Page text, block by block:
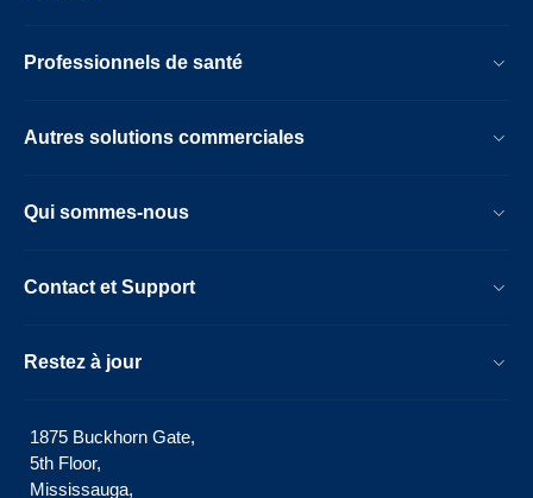
Professionnels de santé
Autres solutions commerciales
Qui sommes-nous
Contact et Support
Restez à jour
1875 Buckhorn Gate,
5th Floor,
Mississauga,